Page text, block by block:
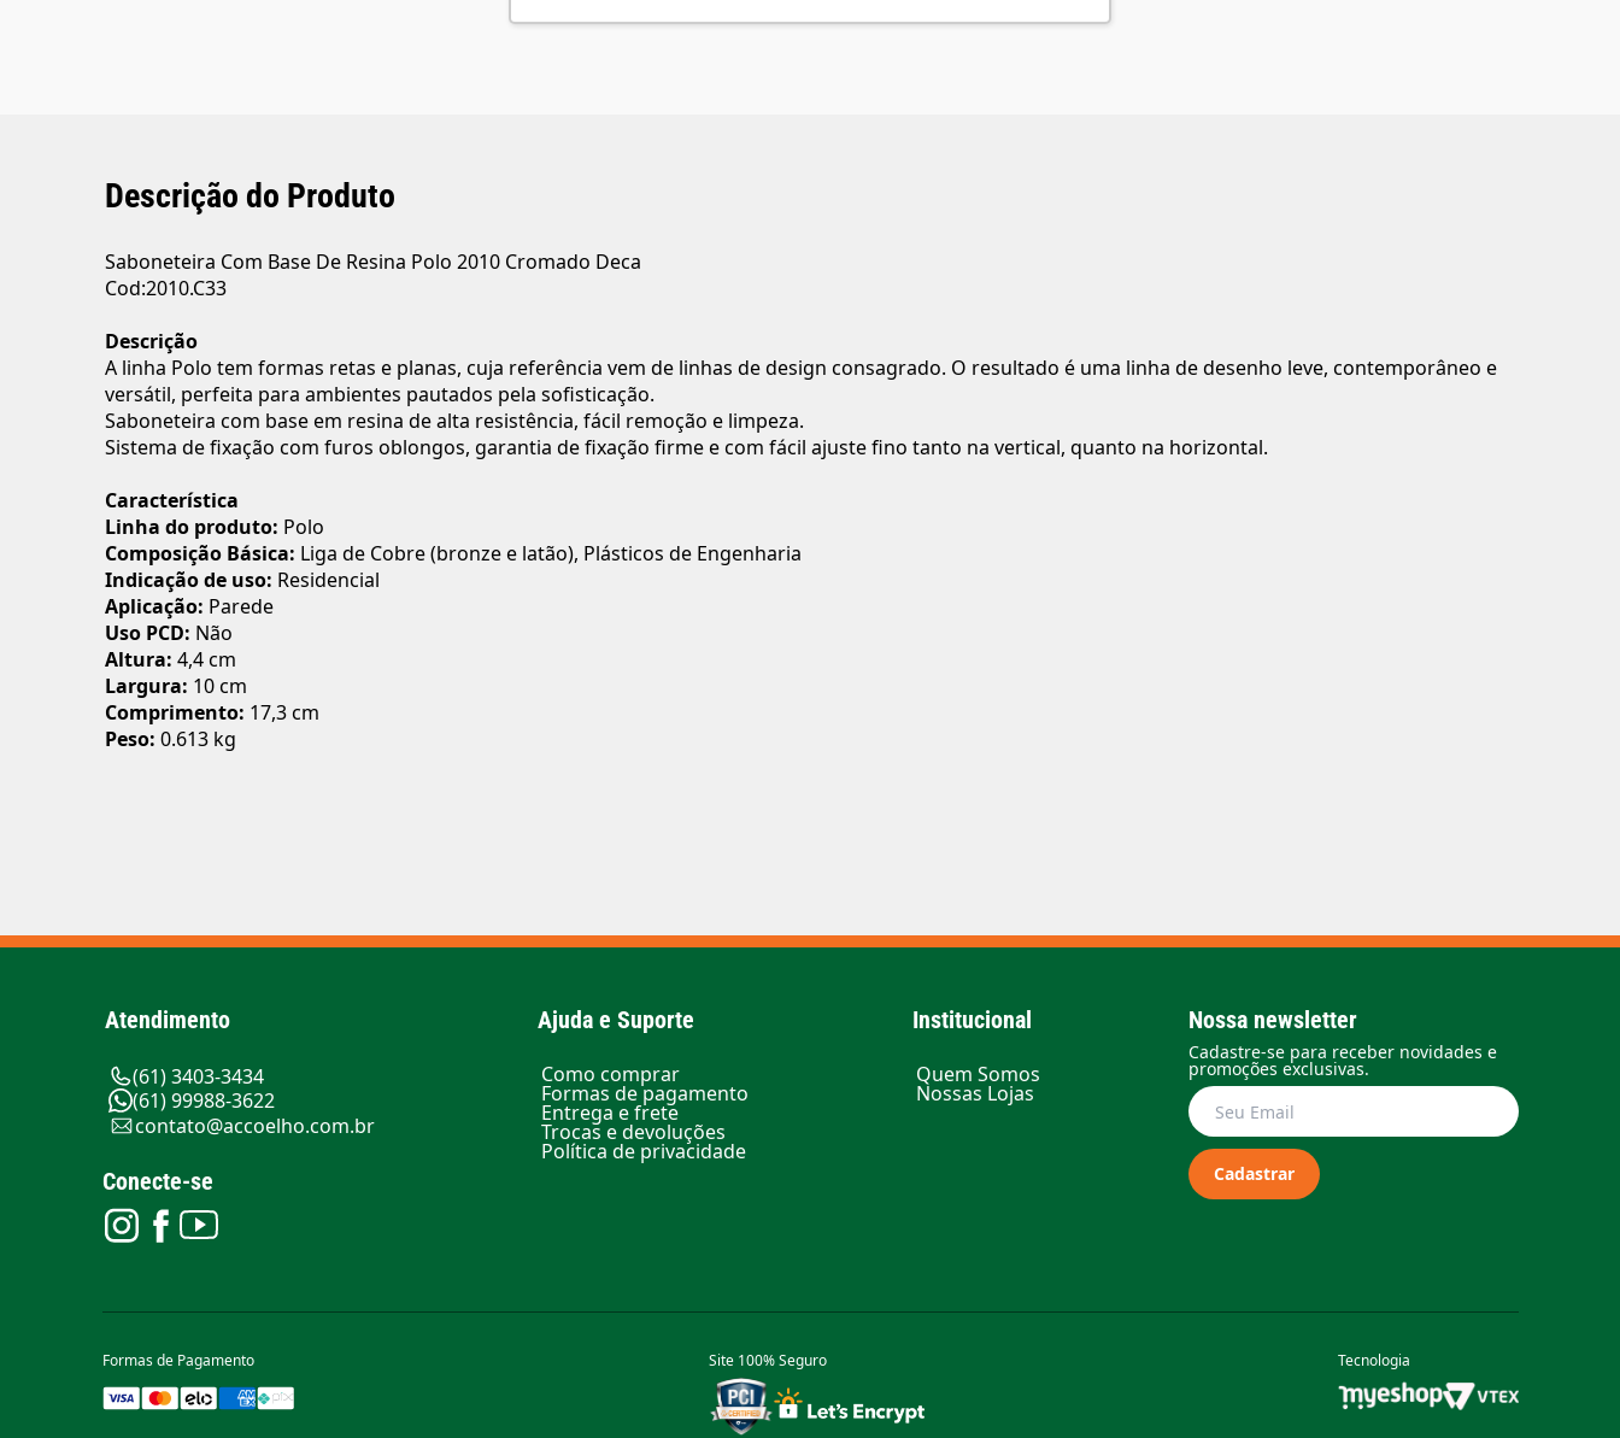
Descrição do Produto
Saboneteira Com Base De Resina Polo 2010 Cromado Deca
Cod:2010.C33
Descrição
A linha Polo tem formas retas e planas, cuja referência vem de linhas de design consagrado. O resultado é uma linha de desenho leve, contemporâneo e
versátil, perfeita para ambientes pautados pela sofisticação.
Saboneteira com base em resina de alta resistência, fácil remoção e limpeza.
Sistema de fixação com furos oblongos, garantia de fixação firme e com fácil ajuste fino tanto na vertical, quanto na horizontal.
Característica
Linha do produto: Polo
Composição Básica: Liga de Cobre (bronze e latão), Plásticos de Engenharia
Indicação de uso: Residencial
Aplicação: Parede
Uso PCD: Não
Altura: 4,4 cm
Largura: 10 cm
Comprimento: 17,3 cm
Peso: 0.613 kg
Atendimento
(61) 3403-3434
(61) 99988-3622
contato@accoelho.com.br
Conecte-se
Ajuda e Suporte
Como comprar
Formas de pagamento
Entrega e frete
Trocas e devoluções
Política de privacidade
Institucional
Quem Somos
Nossas Lojas
Nossa newsletter
Cadastre-se para receber novidades e
promoções exclusivas.
Cadastrar
Formas de Pagamento Site 100% Seguro Tecnologia